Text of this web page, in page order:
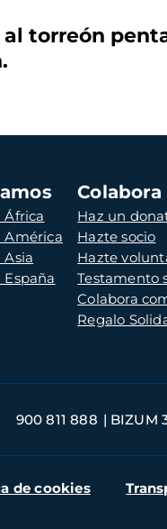
torreón
África
América
Colabora
Haz un
Hazte socio
Hazte
Testamento
Colabora
Regalo
900 811 888 BIZUM
de cookies